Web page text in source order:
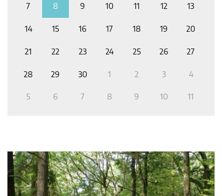
7 8 9 10 11 12 13
14 15 16 17 18 19 20
21 22 23 24 25 26 27
28 29 30 1 2 3 4
5 6 7 8 9 10 11